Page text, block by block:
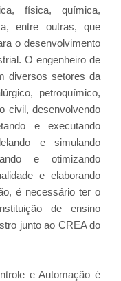
física, química,
entre outras, que
o desenvolvimento
O engenheiro de
diversos setores da
petroquímico,
civil, desenvolvendo
e executando
e simulando
e otimizando
e elaborando
é necessário ter o
de ensino
junto ao CREA do
e Automação é